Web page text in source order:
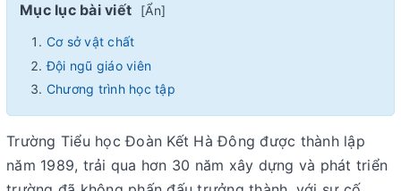
Mục lục bài viết [Ẩn]
Cơ sở vật chất
Đội ngũ giáo viên
Chương trình học tập
Trường Tiểu học Đoàn Kết Hà Đông được thành lập
năm 1989, trải qua hơn 30 năm xây dựng và phát triển